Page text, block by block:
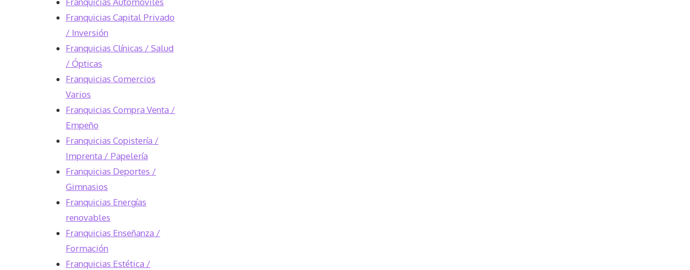
Franquicias Capital Privado
/ Inversión
Franquicias Clínicas / Salud
/ Ópticas
Franquicias Comercios
Varios
Franquicias Compra Venta /
Empeño
Franquicias Copistería /
Imprenta / Papelería
Franquicias Deportes /
Gimnasios
Franquicias Energías
renovables
Franquicias Enseñanza /
Formación
Franquicias Estética /